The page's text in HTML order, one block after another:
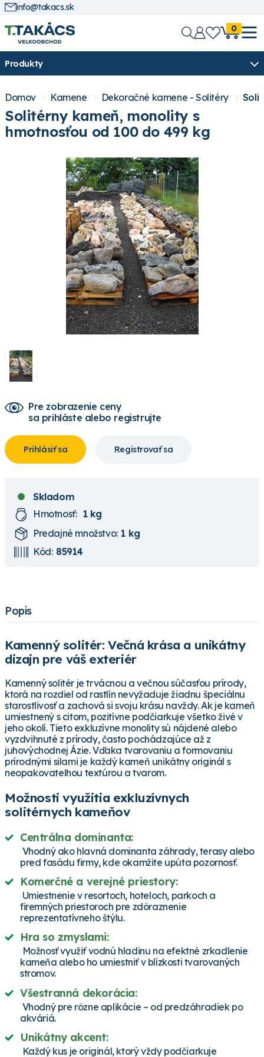
info@takacs.sk
0
Produkty
Domov Kamene Dekoračné kamene - Solitéry
Solitérny kameň, monolity s
hmotnosťou od 100 do 499 kg
Pre zobrazenie ceny
sa prihláste alebo registrujte
Prihlásiť sa Registrovať sa
Skladom
Hmotnosť: 1 kg
Predajné množstvo: 1 kg
Kód: 85914
Popis
Kamenný solitér: Večná krása a unikátny
dizajn pre váš exteriér
Kamenný solitér je trvácnou a večnou súčasťou prírody,
ktorá na rozdiel od rastlín nevyžaduje žiadnu špeciálnu
starostlivosť a zachová si svoju krásu navždy. Ak je kameň
umiestnený s citom, pozitívne podčiarkuje všetko živé v
jeho okolí. Tieto exkluzívne monolity sú nájdené alebo
vyzdvihnuté z prírody, často pochádzajúce až z
juhovýchodnej Ázie. Vďaka tvarovaniu a formovaniu
prírodnými silami je každý kameň unikátny originál s
neopakovateľnou textúrou a tvarom.
Možnosti využitia exkluzívnych
solitérnych kameňov
Centrálna dominanta:
Vhodný ako hlavná dominanta záhrady, terasy alebo
pred fasádu firmy, kde okamžite upúta pozornosť.
Komerčné a verejné priestory:
Umiestnenie v resortoch, hoteloch, parkoch a
firemných priestoroch pre zdôraznenie
reprezentatívneho štýlu.
Hra so zmyslami:
Možnosť využiť vodnú hladinu na efektné zrkadlenie
kameňa alebo ho umiestniť v blízkosti tvarovaných
stromov.
Všestranná dekorácia:
Vhodný pre rôzne aplikácie – od predzáhradiek po
akváriá.
Unikátny akcent:
Každý kus je originál, ktorý vždy podčiarkuje